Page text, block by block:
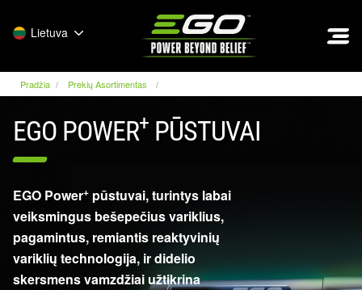
Lietuva
Pradžia Prekių Asortimentas
EGO POWER+PŪSTUVAI
EGO Power+ pūstuvai, turintys labai
veiksmingus bešepečius variklius,
pagamintus, remiantis reaktyvinių
variklių technologija, ir didelio
skersmens vamzdžiai užtikrina